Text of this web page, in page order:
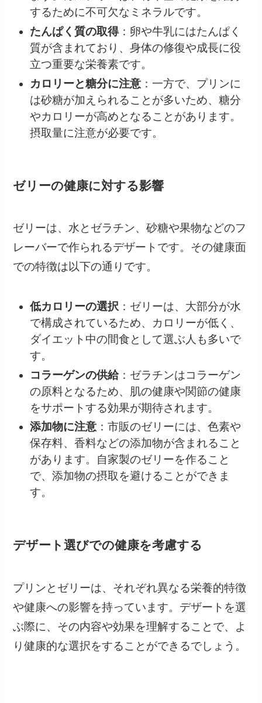
するために不可欠なミネラルです。
たんぱく質の取得：卵や牛乳にはたんぱく
質が含まれており、身体の修復や成長に役
立つ重要な栄養素です。
カロリーと糖分に注意：一方で、プリンに
は砂糖が加えられることが多いため、糖分
やカロリーが高めとなることがあります。
摂取量に注意が必要です。
ゼリーの健康に対する影響
ゼリーは、水とゼラチン、砂糖や果物などのフ
レーバーで作られるデザートです。その健康面
での特徴は以下の通りです。
低カロリーの選択 ：ゼリーは、大部分が水
で構成されているため、カロリーが低く、
ダイエット中の間食として選ぶ人も多いで
す。
コラーゲンの供給：ゼラチンはコラーゲン
の原料となるため、肌の健康や関節の健康
をサポートする効果が期待されます。
添加物に注意：市販のゼリーには、色素や
保存料、香料などの添加物が含まれること
があります。自家製のゼリーを作ること
で、添加物の摂取を避けることができま
す。
デザート選びでの健康を考慮する
プリンとゼリーは、それぞれ異なる栄養的特徴
や健康への影響を持っています。デザートを選
ぶ際に、その内容や効果を理解することで、よ
り健康的な選択をすることができるでしょう。